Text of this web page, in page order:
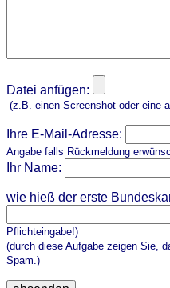
Datei anfügen:
(z.B. einen Screenshot oder eine
Ihre E-Mail-Adresse:
Angabe falls Rückmeldung
Ihr Name:
wie hieß der erste
Pflichteingabe!)
(durch diese Aufgabe zeigen Sie,
Spam.)